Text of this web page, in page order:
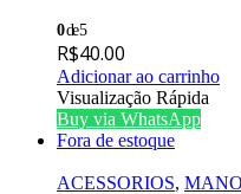
0de 5
R$40.00
Adicionar ao carrinho
Visualização Rápida
Buy via WhatsApp
Fora de estoque
ACESSORIOS,